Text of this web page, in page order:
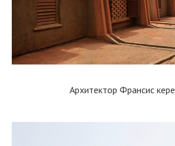
Архитектор Франсис кере